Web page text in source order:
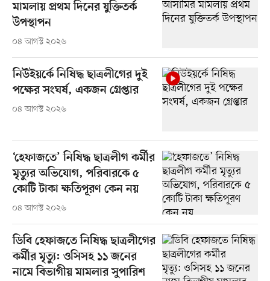
মামলায় প্রথম দিনের যুক্তিতর্ক
উপস্থাপন
০৪ আগস্ট ২০২৬
নিউইয়র্কে নিষিদ্ধ ছাত্রলীগের দুই
পক্ষের সংঘর্ষ, একজন গ্রেপ্তার
০৪ আগস্ট ২০২৬
‘হেফাজতে’ নিষিদ্ধ ছাত্রলীগ কর্মীর
মৃত্যুর অভিযোগ, পরিবারকে ৫
কোটি টাকা ক্ষতিপূরণ কেন নয়
০৪ আগস্ট ২০২৬
ডিবি হেফাজতে নিষিদ্ধ ছাত্রলীগের
কর্মীর মৃত্যু: ওসিসহ ১১ জনের
নামে বিভাগীয় মামলার সুপারিশ